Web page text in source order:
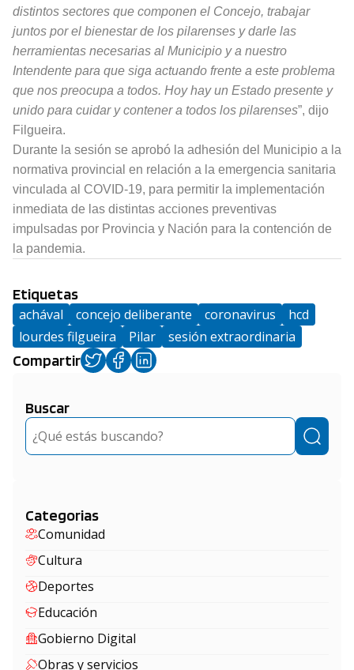
distintos sectores que componen el Concejo, trabajar
juntos por el bienestar de los pilarenses y darle las
herramientas necesarias al Municipio y a nuestro
Intendente para que siga actuando frente a este problema
que nos preocupa a todos. Hoy hay un Estado presente y
unido para cuidar y contener a todos los pilarenses”, dijo
Filgueira.
Durante la sesión se aprobó la adhesión del Municipio a la
normativa provincial en relación a la emergencia sanitaria
vinculada al COVID-19, para permitir la implementación
inmediata de las distintas acciones preventivas
impulsadas por Provincia y Nación para la contención de
la pandemia.
Etiquetas
achával concejo deliberante coronavirus
hcd
lourdes filgueira
Pilar sesión extraordinaria
Compartir
Buscar
Buscar
Categorias
Comunidad
Cultura
Deportes
Educación
Gobierno Digital
Obras y servicios